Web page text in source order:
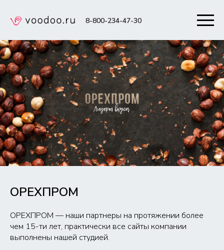
8-800-234-47-30
ОРЕХПРОМ
ОРЕХПРОМ — наши партнеры на протяжении более
чем 15-ти лет, практически все сайты компании
выполнены нашей студией.